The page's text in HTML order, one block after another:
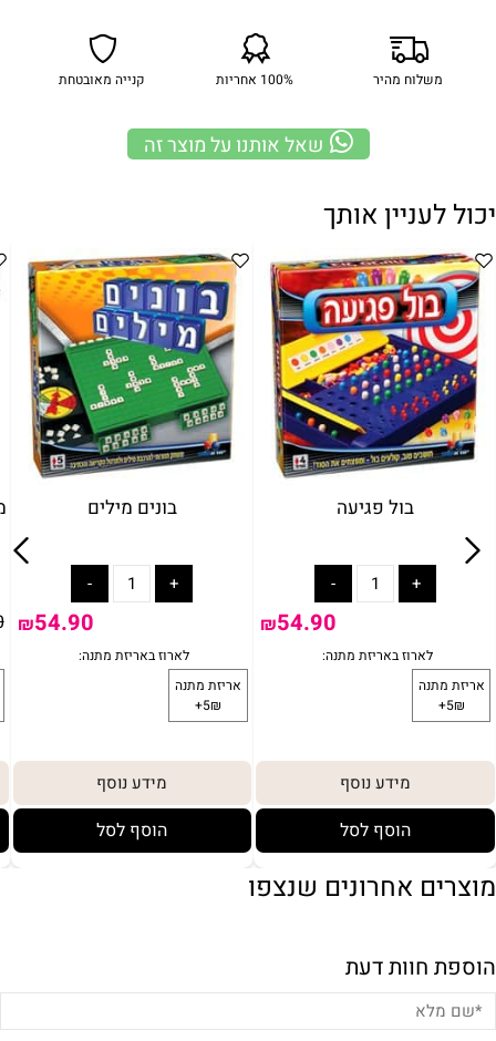
משלוח מהיר 100% אחריות קנייה מאובטחת
שאל אותנו על מוצר זה
יכול לעניין אותך
בונים מילים
₪54.90
מידע נוסף
הוסף לסל
בול פגיעה
₪54.90
מידע נוסף
הוסף לסל
מוצרים אחרונים שנצפו
הוספת חוות דעת